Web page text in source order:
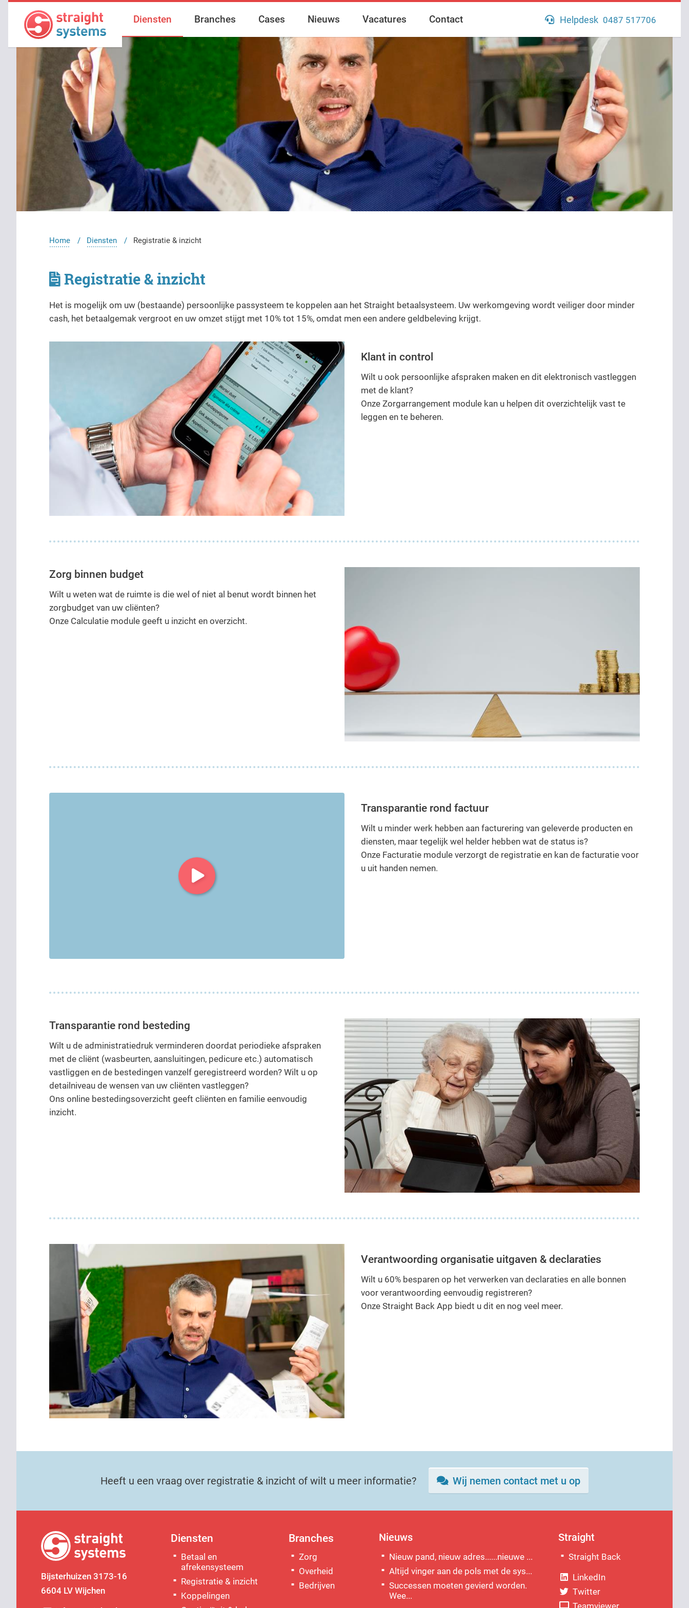
Diensten Branches Cases Nieuws Vacatures Contact Helpdesk 0487 517706
Kantoor 0487 517700
Verkoop
Home Diensten Registratie & inzicht
Registratie & inzicht
Het is mogelijk om uw (bestaande) persoonlijke passysteem te koppelen aan het Straight betaalsysteem. Uw werkomgeving wordt veiliger door minder
cash, het betaalgemak vergroot en uw omzet stijgt met 10% tot 15%, omdat men een andere geldbeleving krijgt.
Klant in control
Wilt u ook persoonlijke afspraken maken en dit elektronisch vastleggen
met de klant?
Onze Zorgarrangement module kan u helpen dit overzichtelijk vast te
leggen en te beheren.
Zorg binnen budget
Wilt u weten wat de ruimte is die wel of niet al benut wordt binnen het
zorgbudget van uw cliënten?
Onze Calculatie module geeft u inzicht en overzicht.
Transparantie rond factuur
Wilt u minder werk hebben aan facturering van geleverde producten en
diensten, maar tegelijk wel helder hebben wat de status is?
Onze Facturatie module verzorgt de registratie en kan de facturatie voor
u uit handen nemen.
Transparantie rond besteding
Wilt u de administratiedruk verminderen doordat periodieke afspraken
met de cliënt (wasbeurten, aansluitingen, pedicure etc.) automatisch
vastliggen en de bestedingen vanzelf geregistreerd worden? Wilt u op
detailniveau de wensen van uw cliënten vastleggen?
Ons online bestedingsoverzicht geeft cliënten en familie eenvoudig
inzicht.
Verantwoording organisatie uitgaven & declaraties
Wilt u 60% besparen op het verwerken van declaraties en alle bonnen
voor verantwoording eenvoudig registreren?
Onze Straight Back App biedt u dit en nog veel meer.
Heeft u een vraag over registratie & inzicht of wilt u meer informatie? Wij nemen contact met u op
Bijsterhuizen 3173-16
6604 LV Wijchen
Diensten
Betaal en
afrekensysteem
Registratie & inzicht
Koppelingen
Branches
Zorg
Overheid
Bedrijven
Nieuws
Nieuw pand, nieuw adres......nieuwe ...
Altijd vinger aan de pols met de sys...
Successen moeten gevierd worden.
Wee...
Straight
Straight Back
LinkedIn
Twitter
Teamviewer